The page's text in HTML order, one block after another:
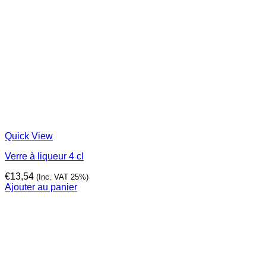
Quick View
Verre à liqueur 4 cl
€13,54 (Inc. VAT 25%)
Ajouter au panier